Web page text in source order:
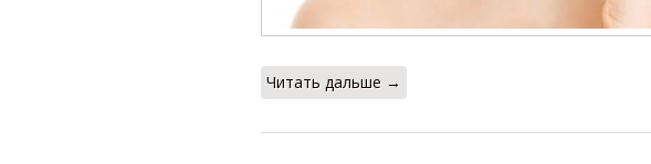
Читать дальше →